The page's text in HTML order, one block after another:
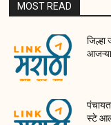
MOST READ
स्टे